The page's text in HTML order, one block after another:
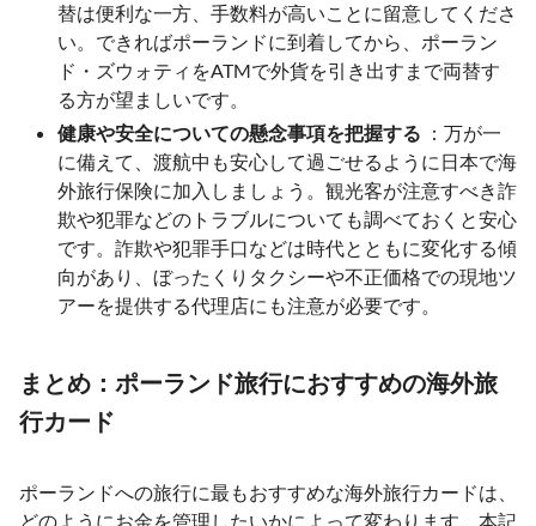
替は便利な一方、手数料が高いことに留意してくださ
い。できればポーランドに到着してから、ポーラン
ド・ズウォティをATMで外貨を引き出すまで両替す
る方が望ましいです。
健康や安全についての懸念事項を把握する ：万が一
に備えて、渡航中も安心して過ごせるように日本で海
外旅行保険に加入しましょう。観光客が注意すべき詐
欺や犯罪などのトラブルについても調べておくと安心
です。詐欺や犯罪手口などは時代とともに変化する傾
向があり、ぼったくりタクシーや不正価格での現地ツ
アーを提供する代理店にも注意が必要です。
まとめ：ポーランド旅行におすすめの海外旅
行カード
ポーランドへの旅行に最もおすすめな海外旅行カードは、
どのようにお金を管理したいかによって変わります。本記